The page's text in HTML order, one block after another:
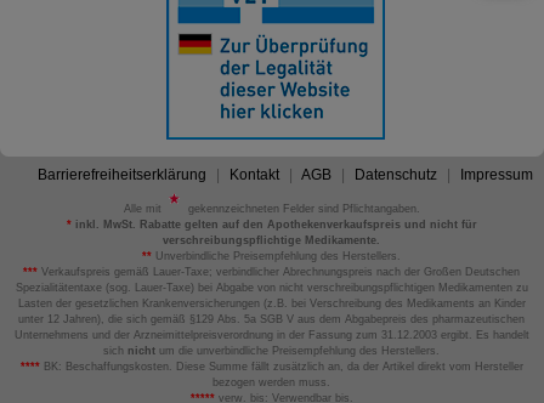
Barrierefreiheitserklärung Kontakt AGB Datenschutz Impressum
Alle mit
gekennzeichneten Felder sind Pflichtangaben.
*inkl. MwSt. Rabatte gelten auf den Apothekenverkaufspreis und nicht für
verschreibungspflichtige Medikamente.
** Unverbindliche Preisempfehlung des Herstellers.
*** Verkaufspreis gemäß Lauer-Taxe; verbindlicher Abrechnungspreis nach der Großen Deutschen
Spezialitätentaxe (sog. Lauer-Taxe) bei Abgabe von nicht verschreibungspflichtigen Medikamenten zu
Lasten der gesetzlichen Krankenversicherungen (z.B. bei Verschreibung des Medikaments an Kinder
unter 12 Jahren), die sich gemäß §129 Abs. 5a SGB V aus dem Abgabepreis des pharmazeutischen
Unternehmens und der Arzneimittelpreisverordnung in der Fassung zum 31.12.2003 ergibt. Es handelt
sich nicht um die unverbindliche Preisempfehlung des Herstellers.
****BK: Beschaffungskosten. Diese Summe fällt zusätzlich an, da der Artikel direkt vom Hersteller
bezogen werden muss.
*****verw. bis: Verwendbar bis.